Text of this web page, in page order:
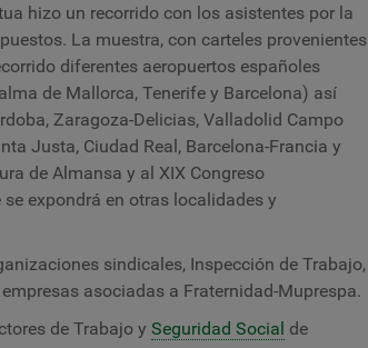
hizo un recorrido con los asistentes por la
La muestra, con carteles provenientes
diferentes aeropuertos españoles
de Mallorca, Tenerife y Barcelona) así
Zaragoza-Delicias, Valladolid Campo
Justa, Ciudad Real, Barcelona-Francia y
de Almansa y al XIX Congreso
expondrá en otras localidades y
sindicales, Inspección de Trabajo,
asociadas a Fraternidad-Muprespa.
de Trabajo y Seguridad Social de